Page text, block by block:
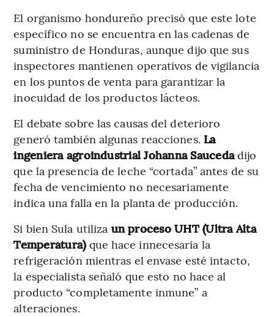
El organismo hondureño precisó que este lote
específico no se encuentra en las cadenas de
suministro de Honduras, aunque dijo que sus
inspectores mantienen operativos de vigilancia
en los puntos de venta para garantizar la
inocuidad de los productos lácteos.
El debate sobre las causas del deterioro
generó también algunas reacciones. La
ingeniera agroindustrial Johanna Saucedadijo
que la presencia de leche “cortada” antes de su
fecha de vencimiento no necesariamente
indica una falla en la planta de producción.
Si bien Sula utiliza un proceso UHT (Ultra Alta
Temperatura) que hace innecesaria la
refrigeración mientras el envase esté intacto,
la especialista señaló que esto no hace al
producto “completamente inmune” a
alteraciones.